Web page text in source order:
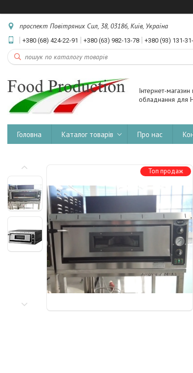
проспект Повітряних Сил, 38, 03186, Київ, Україна
+380 (68) 424-22-91 +380 (63) 982-13-78 +380 (93) 131-
Інтернет-
обладнання для
Головна Каталог товарів Про нас
Топ продаж